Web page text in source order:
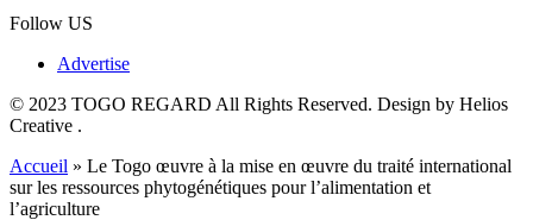
Follow US
Advertise
© 2023 TOGO REGARD All Rights Reserved. Design by Helios
Creative .
Accueil » Le Togo œuvre à la mise en œuvre du traité international
sur les ressources phytogénétiques pour l’alimentation et
l’agriculture